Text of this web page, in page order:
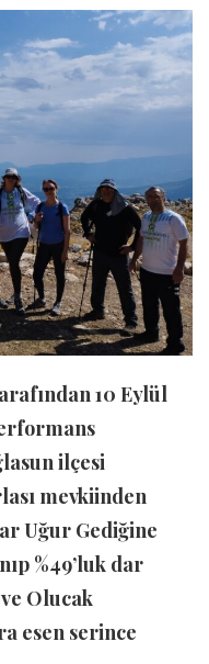
10 Eylül
ilçesi
mevkiinden
Uğur Gediğine
%49’luk dar
Olucak
esen serince